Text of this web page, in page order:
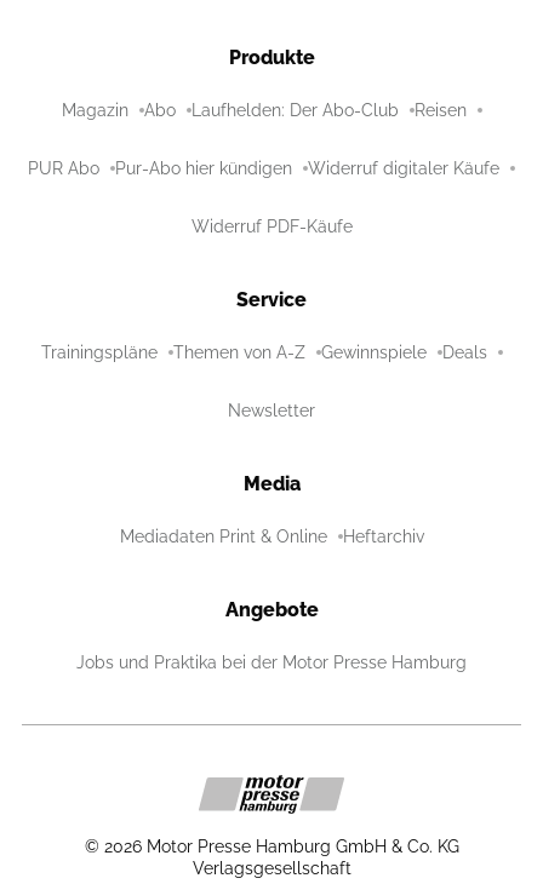
Produkte
Magazin Abo Laufhelden: Der Abo-Club Reisen
PUR Abo Pur-Abo hier kündigen Widerruf digitaler Käufe
Widerruf PDF-Käufe
Service
Trainingspläne Themen von A-Z Gewinnspiele Deals
Newsletter
Media
Mediadaten Print & Online Heftarchiv
Angebote
Jobs und Praktika bei der Motor Presse Hamburg
© 2026 Motor Presse Hamburg GmbH & Co. KG
Verlagsgesellschaft